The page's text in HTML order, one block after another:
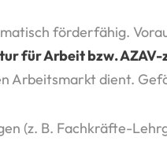
förderfähig.
für Arbeit bzw.
Arbeitsmarkt dient.
(z. B. Fachkräfte-